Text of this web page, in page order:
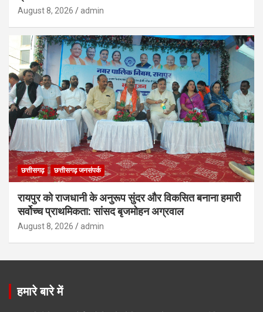
August 8, 2026 admin
छत्तीसगढ़ छत्तीसगढ़ जनसंपर्क
रायपुर को राजधानी के अनुरूप सुंदर और विकसित बनाना हमारी
सर्वोच्च प्राथमिकता: सांसद बृजमोहन अग्रवाल
August 8, 2026 admin
हमारे बारे में